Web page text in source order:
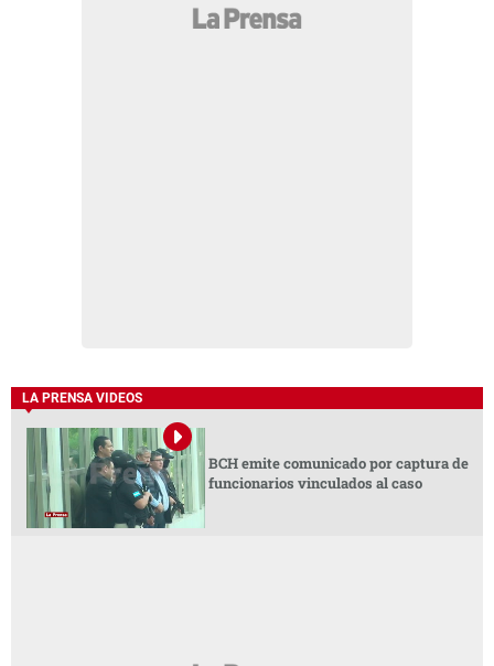
LA PRENSA VIDEOS
BCH emite comunicado por captura de
funcionarios vinculados al caso